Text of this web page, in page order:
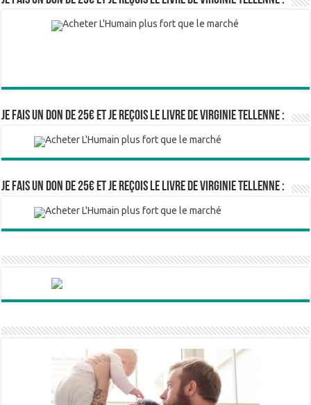
Je fais un don de 25€ et je reçois le livre de Virginie Tellenne :
Je fais un don de 25€ et je reçois le livre de Virginie Tellenne :